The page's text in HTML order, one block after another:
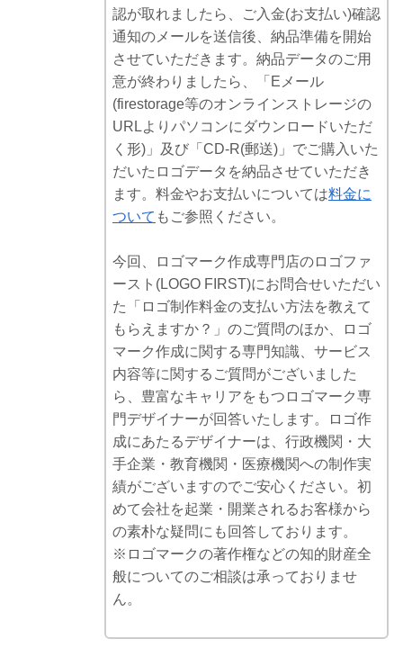
認が取れましたら、ご入金(お支払い)確認
通知のメールを送信後、納品準備を開始
させていただきます。納品データのご用
意が終わりましたら、「Eメール
(firestorage等のオンラインストレージの
URLよりパソコンにダウンロードいただ
く形)」及び「CD-R(郵送)」でご購入いた
だいたロゴデータを納品させていただき
ます。料金やお支払いについては料金に
ついて もご参照ください。
今回、ロゴマーク作成専門店のロゴファ
ースト(LOGO FIRST)にお問合せいただい
た「ロゴ制作料金の支払い方法を教えて
もらえますか？」のご質問のほか、ロゴ
マーク作成に関する専門知識、サービス
内容等に関するご質問がございました
ら、豊富なキャリアをもつロゴマーク専
門デザイナーが回答いたします。ロゴ作
成にあたるデザイナーは、行政機関・大
手企業・教育機関・医療機関への制作実
績がございますのでご安心ください。初
めて会社を起業・開業されるお客様から
の素朴な疑問にも回答しております。
※ロゴマークの著作権などの知的財産全
般についてのご相談は承っておりませ
ん。